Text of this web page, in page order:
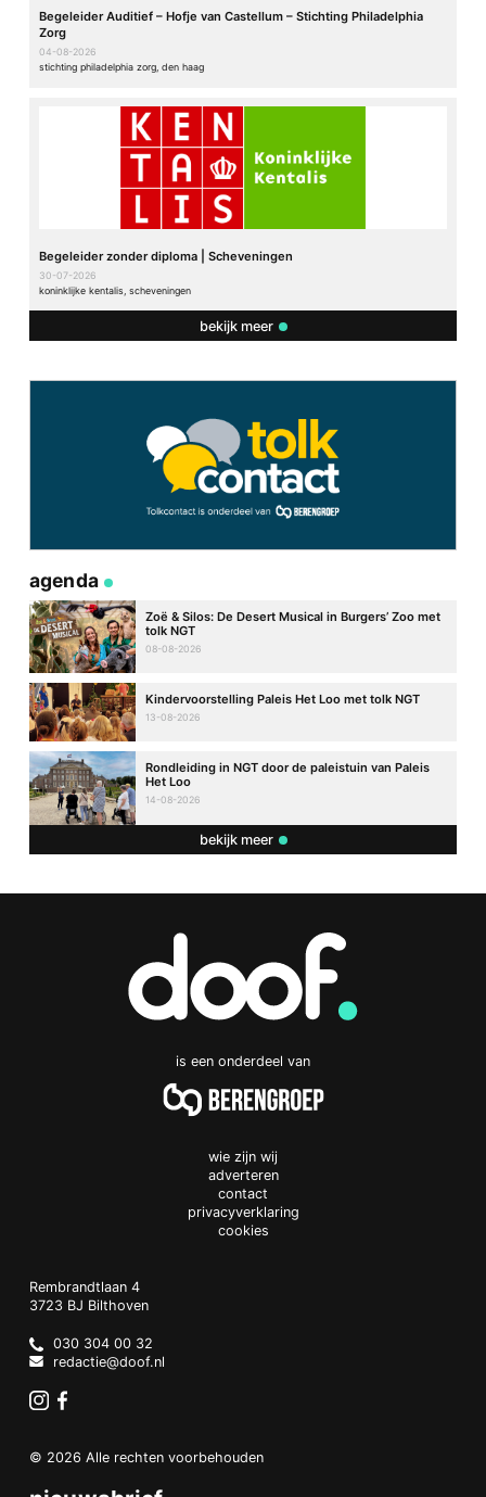
Begeleider Auditief – Hofje van Castellum – Stichting Philadelphia
Zorg
04-08-2026
stichting philadelphia zorg, den haag
Begeleider zonder diploma | Scheveningen
30-07-2026
koninklijke kentalis, scheveningen
bekijk meer
agenda
Zoë & Silos: De Desert Musical in Burgers’ Zoo met
tolk NGT
08-08-2026
Kindervoorstelling Paleis Het Loo met tolk NGT
13-08-2026
Rondleiding in NGT door de paleistuin van Paleis
Het Loo
14-08-2026
bekijk meer
is een onderdeel van
wie zijn wij
adverteren
contact
privacyverklaring
cookies
Doof.nl
work
Rembrandtlaan 4
3723 BJ Bilthoven
Netherlands
030 304 00 32
redactie@doof.nl
© 2026 Alle rechten voorbehouden